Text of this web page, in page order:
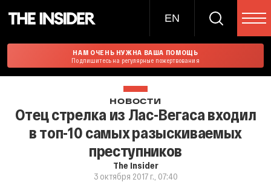
EN
НАМ ОЧЕНЬ НУЖНА ВАША ПОМОЩЬ
Подпишитесь на регулярные пожертвования
НОВОСТИ
Отец стрелка из Лас-Вегаса входил
в топ-10 самых разыскиваемых
преступников
The Insider
3 октября 2017 г., 07:40